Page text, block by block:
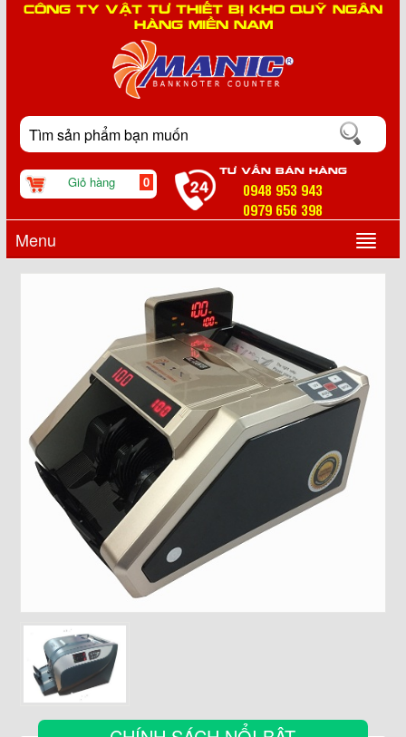
CÔNG TY VẬT TƯ THIẾT BỊ KHO QUỸ NGÂN
HÀNG MIỀN NAM
Giỏ hàng 0
TƯ VẤN BÁN HÀNG
0948 953 943
0979 656 398
Menu